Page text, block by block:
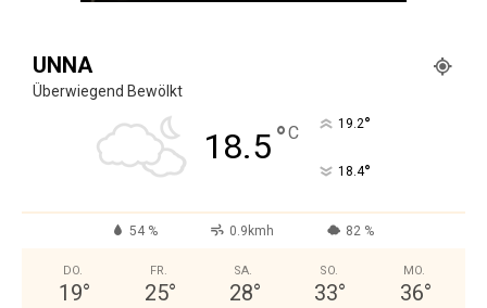
UNNA
Überwiegend Bewölkt
18.5°C 19.2°
18.4°
54 % 0.9kmh 82 %
DO.
19°
FR.
25°
SA.
28°
SO.
33°
MO.
36°